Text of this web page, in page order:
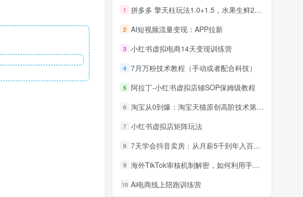
1 拼多多 擎天柱玩法1.0+1.5，水果生鲜2小时起量,标品2天爆单,利润率提升30%
2 AI短视频流量变现：APP拉新
3 小红书虚拟电商14天变现训练营
4 7月万粉技术教程（手动或者配合科技）
5 阿拉丁-小红书虚拟店铺SOP保姆级教程
6 淘宝从0到爆：淘宝天猫原创高阶技术第69期
7 小红书虚拟店矩阵玩法
8 7天学会抖音卖房：从月薪5千到年入百万，新时代房产经纪人必备技能
9 海外TikTok审核机制解密，如何利用手法轻松搬运过审
10 Ai电商线上陪跑训练营